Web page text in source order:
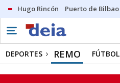
Hugo Rincón Puerto de Bilbao
DEPORTES REMO FÚTBOL